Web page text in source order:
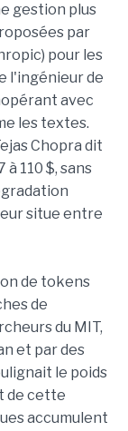
gestion plus
par
pour les
l'ingénieur de
avec
les textes.
Chopra dit
110 $, sans
situe entre
de tokens
de
du MIT,
et par des
le poids
de cette
accumulent